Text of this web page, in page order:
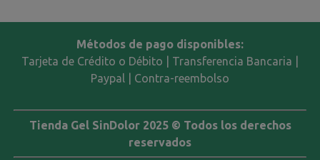
Métodos de pago disponibles:
Tarjeta de Crédito o Débito | Transferencia Bancaria |
Paypal | Contra-reembolso
Tienda Gel SinDolor 2025 © Todos los derechos
reservados